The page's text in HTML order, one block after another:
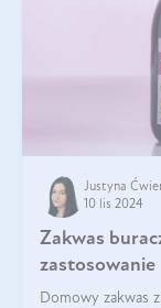
Justyna
10 lis 2024
Zakwas
zastosowanie
Domowy zakwas